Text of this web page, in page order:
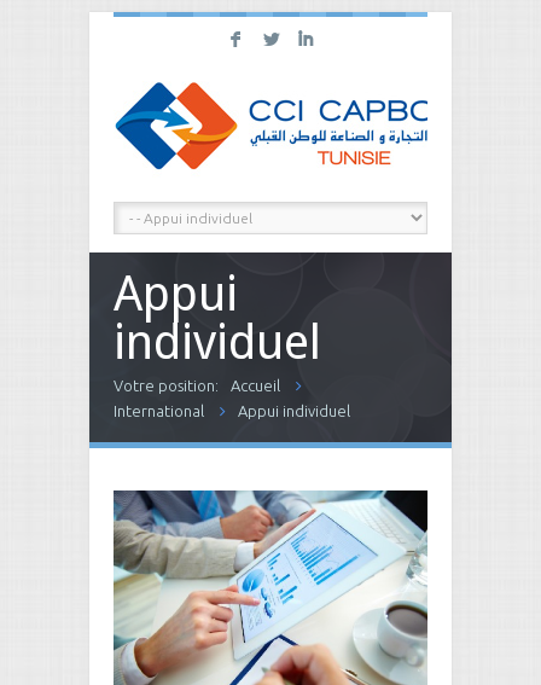
F L I
Appui
individuel
Votre position:
Accueil
International
Appui individuel